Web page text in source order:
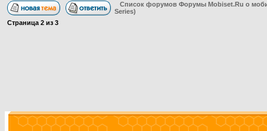
Список форумов Форумы Mobiset.Ru о
Series)
Страница 2 из 3